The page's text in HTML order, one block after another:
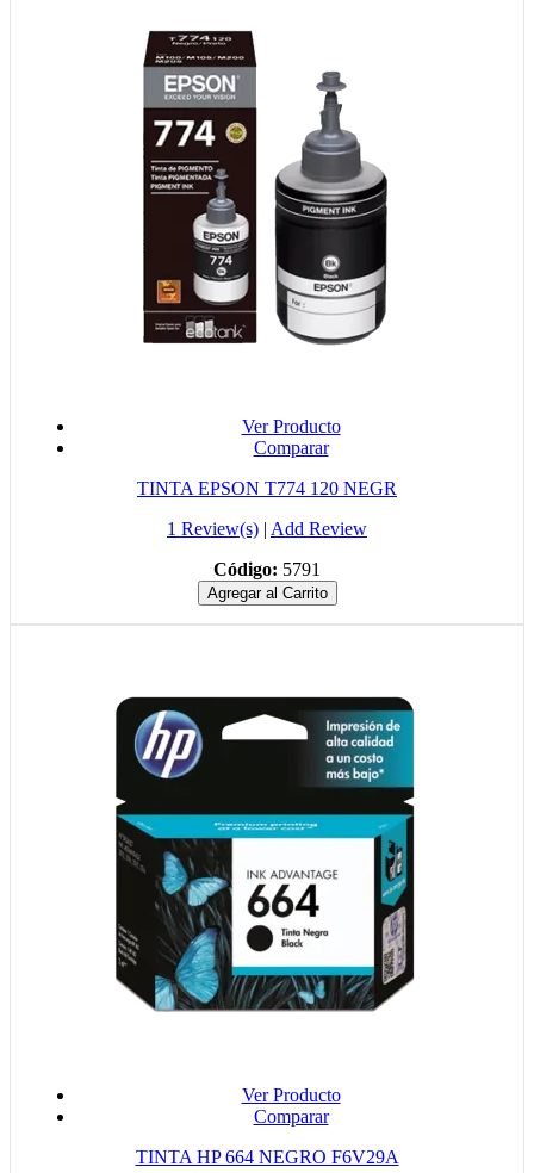
Ver Producto
Comparar
TINTA EPSON T774 120 NEGR
1 Review(s) | Add Review
Código: 5791
Agregar al Carrito
Ver Producto
Comparar
TINTA HP 664 NEGRO F6V29A